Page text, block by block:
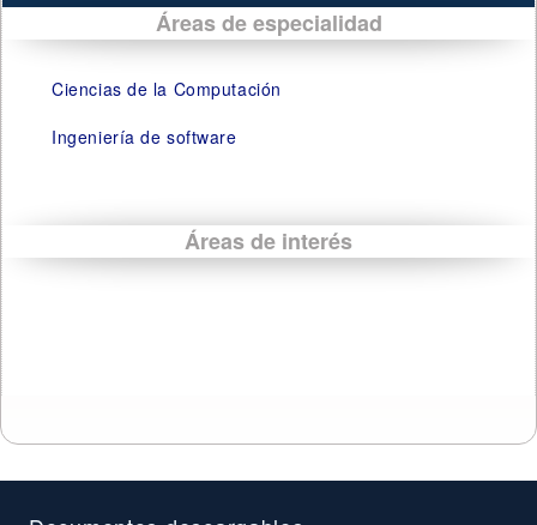
Áreas de especialidad
Ciencias de la Computación
Ingeniería de software
Áreas de interés